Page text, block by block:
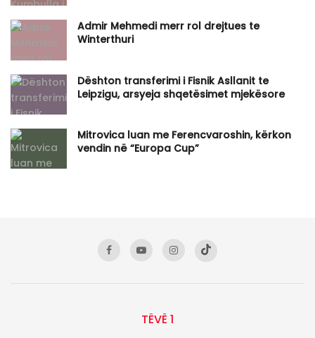
Admir Mehmedi merr rol drejtues te
Winterthuri
Dështon transferimi i Fisnik Asllanit te
Leipzigu, arsyeja shqetësimet mjekësore
Mitrovica luan me Ferencvaroshin, kërkon
vendin në “Europa Cup”
TËVË 1